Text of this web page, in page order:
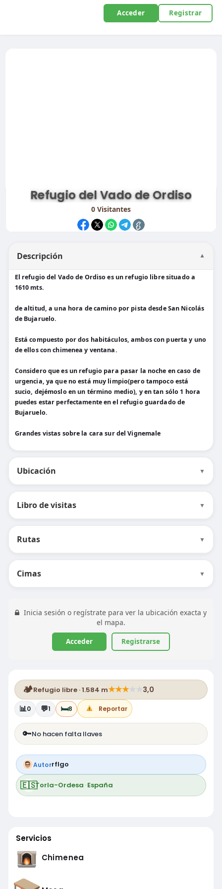
Acceder Registrar
Refugio del Vado de Ordiso
0Visitantes
Descripción ▼
El refugio del Vado de Ordiso es un refugio libre situado a
1610 mts.
de altitud, a una hora de camino por pista desde San Nicolás
de Bujaruelo.
Está compuesto por dos habitáculos, ambos con puerta y uno
de ellos con chimenea y ventana.
Considero que es un refugio para pasar la noche en caso de
urgencia, ya que no está muy limpio(pero tampoco está
sucio, dejémoslo en un término medio), y en tan sólo 1 hora
puedes estar perfectamente en el refugio guardado de
Bujaruelo.
Grandes vistas sobre la cara sur del Vignemale
Ubicación ▼
Libro de visitas ▼
Rutas ▼
Cimas ▼
Inicia sesión o regístrate para ver la ubicación exacta y
el mapa.
Acceder Registrarse
🏕️Refugio libre · 1.584 m★★★★ ★3,0
📊0 💬1 🛏️8 Reportar
🔑No hacen falta llaves
Autorrflgo
🇪🇸Torla-Ordesa ·España
Servicios
Chimenea